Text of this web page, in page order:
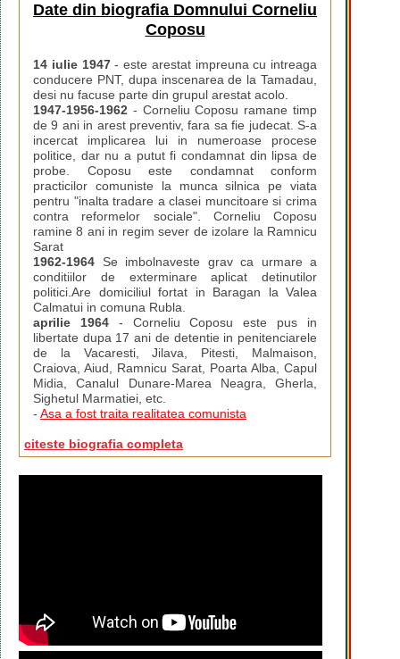
Date din biografia Domnului Corneliu
Coposu
14 iulie 1947- este arestat impreuna cu intreaga
conducere PNT, dupa inscenarea de la Tamadau,
desi nu facuse parte din grupul arestat acolo.
1947-1956-1962 - Corneliu Coposu ramane timp
de 9 ani in arest preventiv, fara sa fie judecat. S-a
incercat implicarea lui in numeroase procese
politice, dar nu a putut fi condamnat din lipsa de
probe. Coposu este condamnat conform
practicilor comuniste la munca silnica pe viata
pentru "inalta tradare a clasei muncitoare si crima
contra reformelor sociale". Corneliu Coposu
ramine 8 ani in regim sever de izolare la Ramnicu
Sarat
1962-1964 Se imbolnaveste grav ca urmare a
conditiilor de exterminare aplicat detinutilor
politici.Are domiciliul fortat in Baragan la Valea
Calmatui in comuna Rubla.
aprilie 1964- Corneliu Coposu este pus in
libertate dupa 17 ani de detentie in penitenciarele
de la Vacaresti, Jilava, Pitesti, Malmaison,
Craiova, Aiud, Ramnicu Sarat, Poarta Alba, Capul
Midia, Canalul Dunare-Marea Neagra, Gherla,
Sighetul Marmatiei, etc.
- Asa a fost traita realitatea comunista
citeste biografia completa